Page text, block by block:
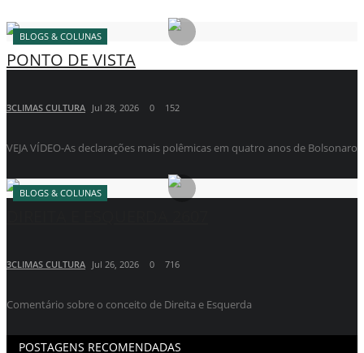
BLOGS & COLUNAS
PONTO DE VISTA
3CLIMAS CULTURA Jul 28, 2026 0 152
VEJA VÍDEO-As declarações mais polêmicas em quatro anos de Bolsonaro
BLOGS & COLUNAS
3CLIMAS CULTURA Jul 26, 2026 0 716
Comentário sobre o conceito de Direita e Esquerda
POSTAGENS RECOMENDADAS